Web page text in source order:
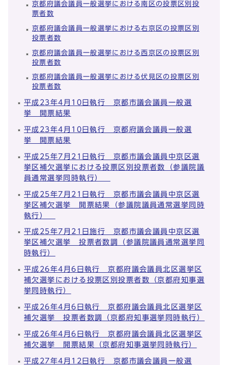
京都府議会議員一般選挙における南区の投票区別投
票者数
京都府議会議員一般選挙における右京区の投票区別
投票者数
京都府議会議員一般選挙における西京区の投票区別
投票者数
京都府議会議員一般選挙における伏見区の投票区別
投票者数
平成23年4月10日執行 京都市議会議員一般選
挙 開票結果
平成23年4月10日執行 京都府議会議員一般選
挙 開票結果
平成25年7月21日執行 京都市議会議員中京区選
挙区補欠選挙における投票区別投票者数（参議院議
員通常選挙同時執行）
平成25年7月21日執行 京都市議会議員中京区選
挙区補欠選挙 開票結果（参議院議員通常選挙同時
執行）
平成25年7月21日施行 京都市議会議員中京区選
挙区補欠選挙 投票者数調（参議院議員通常選挙同
時執行）
平成26年4月6日執行 京都府議会議員北区選挙区
補欠選挙における投票区別投票者数（京都府知事選
挙同時執行）
平成26年4月6日執行 京都府議会議員北区選挙区
補欠選挙 投票者数調（京都府知事選挙同時執行）
平成26年4月6日執行 京都府議会議員北区選挙区
補欠選挙 開票結果（京都府知事選挙同時執行）
平成27年4月12日執行 京都市議会議員一般選